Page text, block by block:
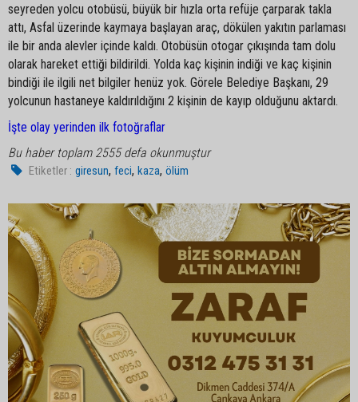
seyreden yolcu otobüsü, büyük bir hızla orta refüje çarparak takla
attı, Asfal üzerinde kaymaya başlayan araç, dökülen yakıtın parlaması
ile bir anda alevler içinde kaldı. Otobüsün otogar çıkışında tam dolu
olarak hareket ettiği bildirildi. Yolda kaç kişinin indiği ve kaç kişinin
bindiği ile ilgili net bilgiler henüz yok. Görele Belediye Başkanı, 29
yolcunun hastaneye kaldırıldığını 2 kişinin de kayıp olduğunu aktardı.
İşte olay yerinden ilk fotoğraflar
Bu haber toplam 2555 defa okunmuştur
Etiketler : giresun,feci,kaza,ölüm